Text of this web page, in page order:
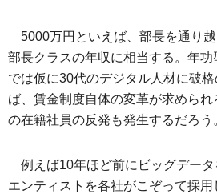
5000万円といえば、部長を通り
部長クラスの年収に相当する。年
では仮に30代のデジタル人材に破
ば、賃金制度自体の変革が求めら
の在籍社員の反発も発生するだろう
例えば10年ほど前にビッグデー
エンティストを各社がこぞって採